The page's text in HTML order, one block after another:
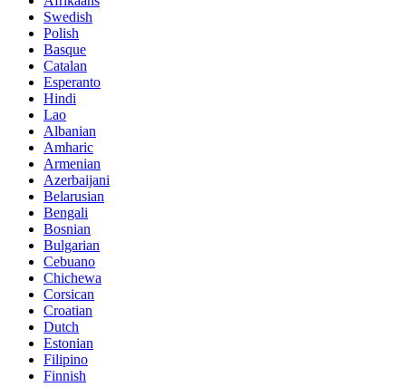
Swedish
Polish
Basque
Catalan
Esperanto
Hindi
Lao
Albanian
Amharic
Armenian
Azerbaijani
Belarusian
Bengali
Bosnian
Bulgarian
Cebuano
Chichewa
Corsican
Croatian
Dutch
Estonian
Filipino
Finnish